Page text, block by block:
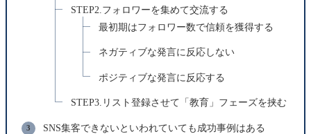
STEP2.フォロワーを集めて交流する
最初期はフォロワー数で信頼を獲得する
ネガティブな発言に反応しない
ポジティブな発言に反応する
STEP3.リスト登録させて「教育」フェーズを挟む
SNS集客できないといわれていても成功事例はある